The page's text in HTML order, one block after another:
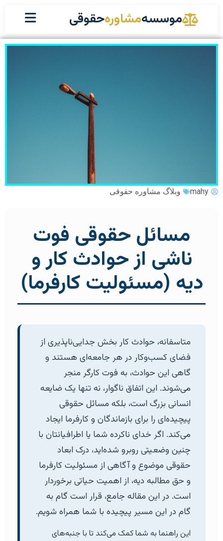
موسسهمشاورهحقوقی
mahy وبلاگ مشاوره حقوقی
مسائل حقوقی فوت
ناشی از حوادث کار و
دیه (مسئولیت کارفرما)
متاسفانه، حوادث کار بخش جدایی‌ناپذیری از
فضای کسب‌وکار در هر جامعه‌ای هستند و
گاهی این حوادث، به فوت کارگر منجر
می‌شوند. این اتفاق ناگوار، نه تنها یک ضایعه
انسانی بزرگ است، بلکه مسائل حقوقی
پیچیده‌ای را برای بازماندگان و کارفرما ایجاد
می‌کند. اگر خدای ناکرده شما یا اطرافیانتان با
چنین وضعیتی روبرو شده‌اید، درک ابعاد
حقوقی موضوع و آگاهی از مسئولیت کارفرما
و حق مطالبه دیه، از اهمیت حیاتی برخوردار
است. در این مقاله جامع، قرار است گام به
گام در این مسیر پیچیده با شما همراه شویم.
این راهنما به شما کمک می‌کند تا با جنبه‌های